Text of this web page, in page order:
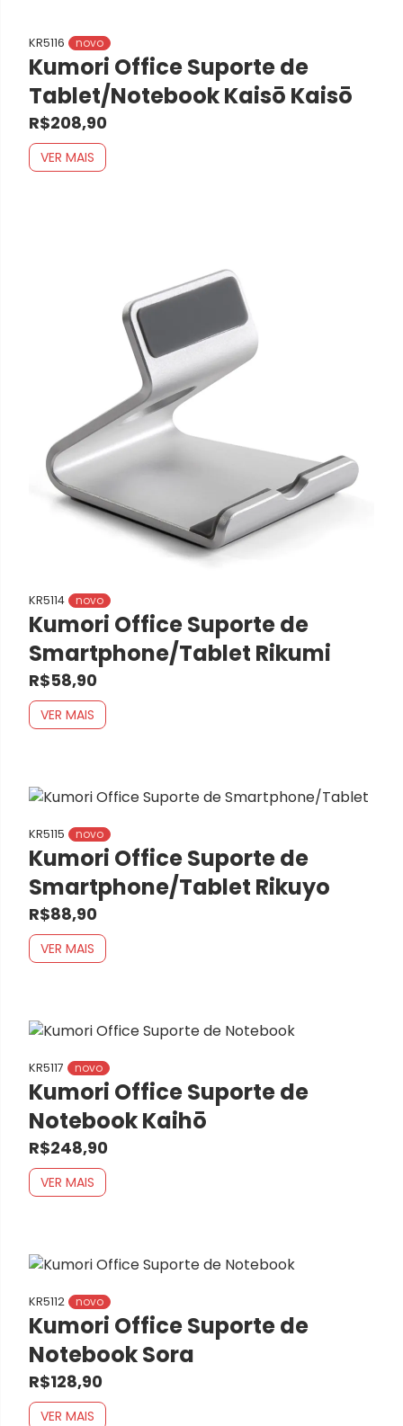
KR5116 novo
Kumori Office Suporte de
Tablet/Notebook Kaisō Kaisō
R$208,90
VER MAIS
KR5114 novo
Kumori Office Suporte de
Smartphone/Tablet Rikumi
R$58,90
VER MAIS
KR5115 novo
Kumori Office Suporte de
Smartphone/Tablet Rikuyo
R$88,90
VER MAIS
KR5117 novo
Kumori Office Suporte de
Notebook Kaihō
R$248,90
VER MAIS
KR5112 novo
Kumori Office Suporte de
Notebook Sora
R$128,90
VER MAIS